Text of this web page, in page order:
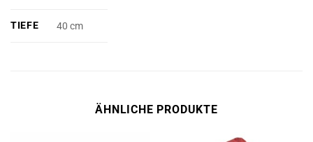
TIEFE 40 cm
ÄHNLICHE PRODUKTE